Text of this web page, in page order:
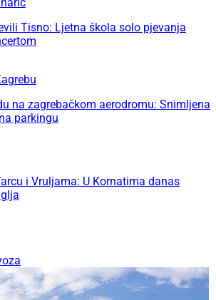
Tisno: Ljetna škola solo pjevanja
na zagrebačkom aerodromu: Snimljena
parkingu
i Vruljama: U Kornatima danas